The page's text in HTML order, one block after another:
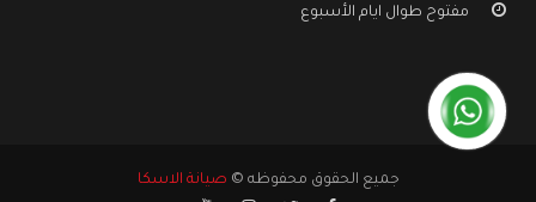
مفتوح طوال ايام الأسبوع
جميع الحقوق محفوظه © صيانة الاسكا